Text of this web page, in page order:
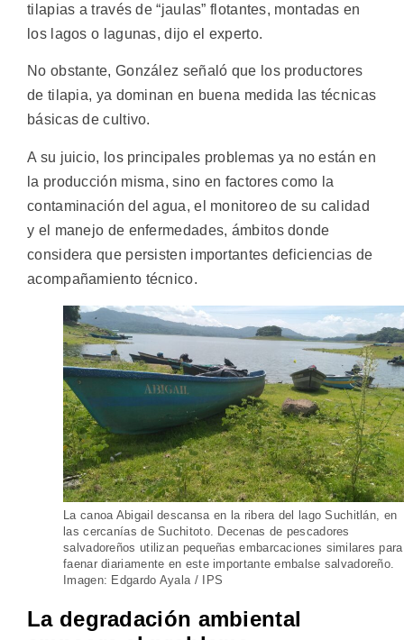
tilapias a través de “jaulas” flotantes, montadas en
los lagos o lagunas, dijo el experto.
No obstante, González señaló que los productores
de tilapia, ya dominan en buena medida las técnicas
básicas de cultivo.
A su juicio, los principales problemas ya no están en
la producción misma, sino en factores como la
contaminación del agua, el monitoreo de su calidad
y el manejo de enfermedades, ámbitos donde
considera que persisten importantes deficiencias de
acompañamiento técnico.
La canoa Abigail descansa en la ribera del lago Suchitlán, en
las cercanías de Suchitoto. Decenas de pescadores
salvadoreños utilizan pequeñas embarcaciones similares para
faenar diariamente en este importante embalse salvadoreño.
Imagen: Edgardo Ayala / IPS
La degradación ambiental